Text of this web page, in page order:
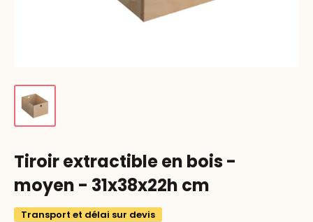
Tiroir extractible en bois -
moyen - 31x38x22h cm
Transport et délai sur devis